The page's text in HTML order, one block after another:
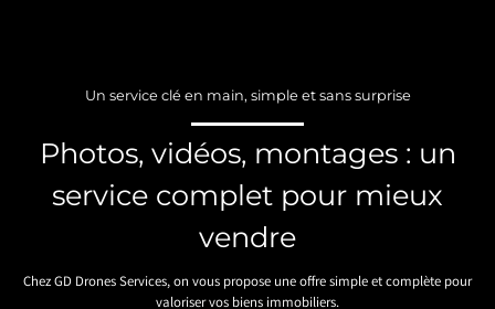
Un service clé en main, simple et sans surprise
Photos, vidéos, montages : un
service complet pour mieux
vendre
Chez GD Drones Services, on vous propose une offre simple et complète pour
valoriser vos biens immobiliers.